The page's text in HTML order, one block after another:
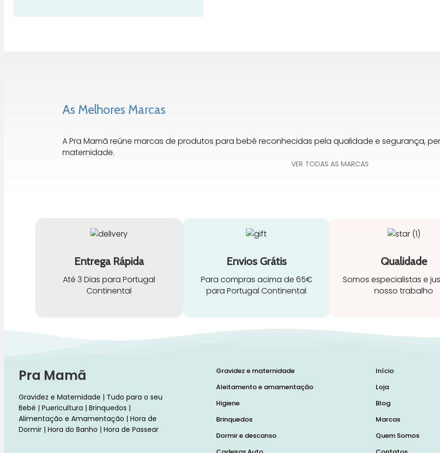
As Melhores Marcas
A Pra Mamã reúne marcas de produtos para bebé reconhecidas pela qualidade e segurança,
maternidade.
VER TODAS AS MARCAS
Entrega Rápida
Até 3 Dias para Portugal
Continental
Envios Grátis
Para compras acima de 65€
para Portugal Continental
Qualidade
Somos especialistas e
nosso trabalho
Pra Mamã
Gravidez e Maternidade | Tudo para o seu
Bebé | Puericultura | Brinquedos |
Alimentação e Amamentação | Hora de
Dormir | Hora do Banho | Hora de Passear
Gravidez e maternidade
Aleitamento e amamentação
Higiene
Brinquedos
Dormir e descanso
Início
Loja
Blog
Marcas
Quem Somos